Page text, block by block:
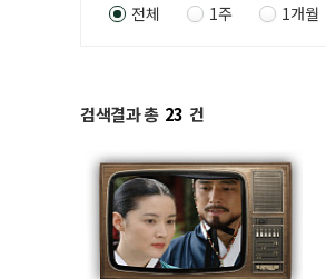
전체 1주 1개월
검색결과 총 23 건